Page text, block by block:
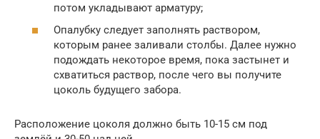
потом укладывают арматуру;
Опалубку следует заполнять раствором,
которым ранее заливали столбы. Далее нужно
подождать некоторое время, пока застынет и
схватиться раствор, после чего вы получите
цоколь будущего забора.
Расположение цоколя должно быть 10-15 см под